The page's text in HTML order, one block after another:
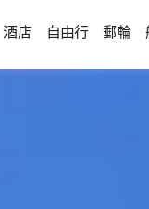
酒店 自由行 郵輪